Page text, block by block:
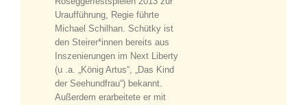
Uraufführung, Regie führte
Michael Schilhan. Schütky ist
den Steirer*innen bereits aus
Inszenierungen im Next Liberty
(u .a. „König Artus“, „Das Kind
der Seehundfrau“) bekannt.
Außerdem erarbeitete er mit